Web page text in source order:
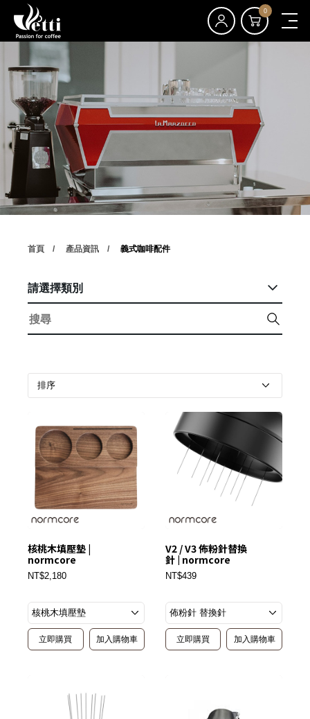
0
首頁 產品資訊 義式咖啡配件
請選擇類別
核桃木填壓墊 |
normcore
NT$2,180
立即購買 加入購物車
V2 / V3 佈粉針替換
針 | normcore
NT$439
立即購買 加入購物車